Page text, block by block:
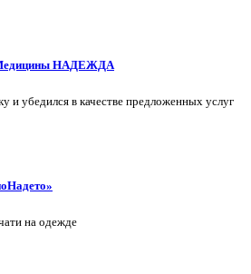
НАДЕЖДА
и убедился в качестве предложенных услуг
на одежде